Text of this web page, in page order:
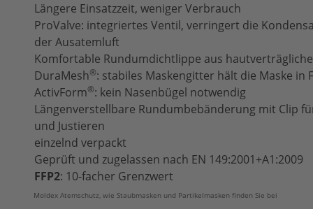
Längere Einsatzzeit, weniger Verbrauch
ProValve: integriertes Ventil, verringert die
der Ausatemluft
Komfortable Rundumdichtlippe aus
DuraMesh®: stabiles Maskengitter hält die Maske in
ActivForm®: kein Nasenbügel notwendig
Längenverstellbare Rundumbebänderung mit Clip
und Justieren
einzelnd verpackt
Geprüft und zugelassen nach EN 149:2001+A1:2009
FFP2: 10-facher Grenzwert
Moldex Atemschutz, wie Staubmasken und Partikelmasken finden Sie bei